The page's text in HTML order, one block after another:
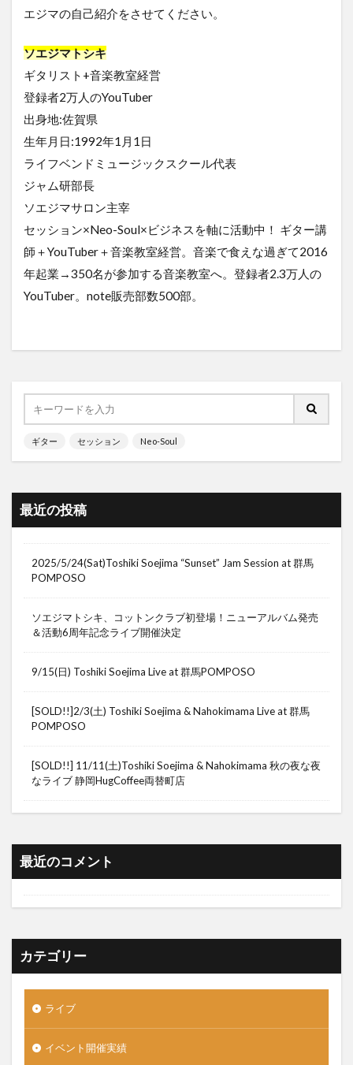
エジマの自己紹介をさせてください。
ソエジマトシキ
ギタリスト+音楽教室経営
登録者2万人のYouTuber
出身地:佐賀県
生年月日:1992年1月1日
ライフベンドミュージックスクール代表
ジャム研部長
ソエジマサロン主宰
セッション×Neo-Soul×ビジネスを軸に活動中！ ギター講
師＋YouTuber＋音楽教室経営。音楽で食えな過ぎて2016
年起業→350名が参加する音楽教室へ。登録者2.3万人の
YouTuber。note販売部数500部。
ギター セッション Neo-Soul
最近の投稿
2025/5/24(Sat)Toshiki Soejima “Sunset” Jam Session at 群馬
POMPOSO
ソエジマトシキ、コットンクラブ初登場！ニューアルバム発売
＆活動6周年記念ライブ開催決定
9/15(日) Toshiki Soejima Live at 群馬POMPOSO
[SOLD!!]2/3(土) Toshiki Soejima & Nahokimama Live at 群馬
POMPOSO
[SOLD!!] 11/11(土)Toshiki Soejima & Nahokimama 秋の夜な夜
なライブ 静岡HugCoffee両替町店
最近のコメント
カテゴリー
ライブ
イベント開催実績